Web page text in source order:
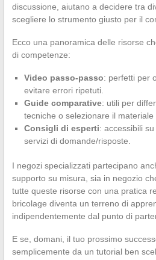
discussione, aiutano a decidere tra
scegliere lo strumento giusto per il
Ecco una panoramica delle risorse
di competenze:
Video passo-passo: perfetti per
evitare errori ripetuti.
Guide comparative: utili per
tecniche o selezionare il materiale
Consigli di esperti: accessibili
servizi di domande/risposte.
I negozi specializzati partecipano
supporto su misura, sia in negozio
tutte queste risorse con una pratica
bricolage diventa un terreno di
indipendentemente dal punto di
E se, domani, il tuo prossimo
semplicemente da un tutorial ben